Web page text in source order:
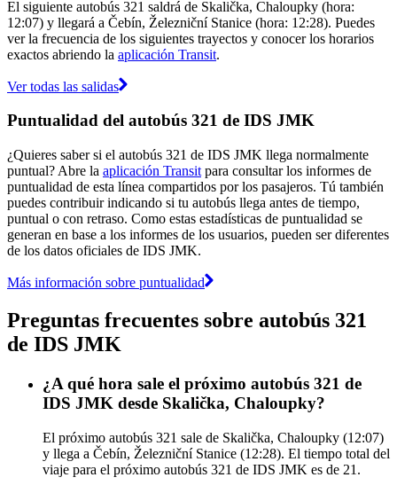
El siguiente autobús 321 saldrá de Skalička, Chaloupky (hora:
12:07) y llegará a Čebín, Železniční Stanice (hora: 12:28). Puedes
ver la frecuencia de los siguientes trayectos y conocer los horarios
exactos abriendo la aplicación Transit.
Ver todas las salidas
Puntualidad del autobús 321 de IDS JMK
¿Quieres saber si el autobús 321 de IDS JMK llega normalmente
puntual? Abre la aplicación Transit para consultar los informes de
puntualidad de esta línea compartidos por los pasajeros. Tú también
puedes contribuir indicando si tu autobús llega antes de tiempo,
puntual o con retraso. Como estas estadísticas de puntualidad se
generan en base a los informes de los usuarios, pueden ser diferentes
de los datos oficiales de IDS JMK.
Más información sobre puntualidad
Preguntas frecuentes sobre autobús 321
de IDS JMK
¿A qué hora sale el próximo autobús 321 de
IDS JMK desde Skalička, Chaloupky?
El próximo autobús 321 sale de Skalička, Chaloupky (12:07)
y llega a Čebín, Železniční Stanice (12:28). El tiempo total del
viaje para el próximo autobús 321 de IDS JMK es de 21.